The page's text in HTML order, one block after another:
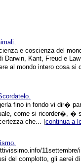
e coscienza del
Kant, Freud e
al mondo intero cosa
fino in fondo vi dir�
come si ricorder�,
che... [continua a
del complotto, gli aerei